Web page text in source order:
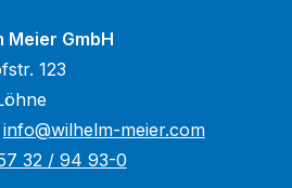
Meier GmbH
123
info@wilhelm-meier.com
32 / 94 93-0